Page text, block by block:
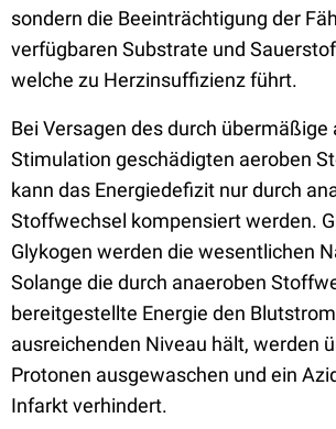
sondern die Beeinträchtigung der
verfügbaren Substrate und
welche zu Herzinsuffizienz führt.
Bei Versagen des durch übermäßige
Stimulation geschädigten aeroben
kann das Energiedefizit nur durch
Stoffwechsel kompensiert werden.
Glykogen werden die wesentlichen
Solange die durch anaeroben
bereitgestellte Energie den
ausreichenden Niveau hält, werden
Protonen ausgewaschen und ein
Infarkt verhindert.